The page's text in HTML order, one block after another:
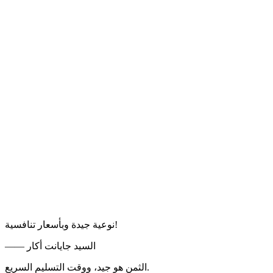
نوعية جيدة وبأسعار تنافسية!
—— السيد جايانت أكار
الثمن هو جيد، ووقت التسليم السريع.